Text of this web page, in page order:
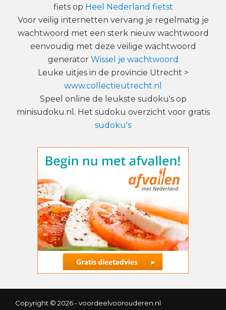
fiets op Heel Nederland fietst
Voor veilig internetten vervang je regelmatig je
wachtwoord met een sterk nieuw wachtwoord
eenvoudig met deze veilige wachtwoord
generator Wissel je wachtwoord
Leuke uitjes in de provincie Utrecht >
www.collectieutrecht.nl
Speel online de leukste sudoku's op
minisudoku.nl. Het sudoku overzicht voor gratis
sudoku's
Copyright © 2026 - voordeelvoorouderen.nl